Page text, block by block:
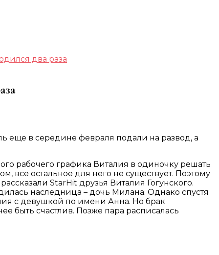
два раза
еще в середине февраля подали на развод, а
рабочего графика Виталия в одиночку решать
все остальное для него не существует. Поэтому
StarHit друзья Виталия Гогунского.
наследница – дочь Милана. Однако спустя
с девушкой по имени Анна. Но брак
быть счастлив. Позже пара расписалась